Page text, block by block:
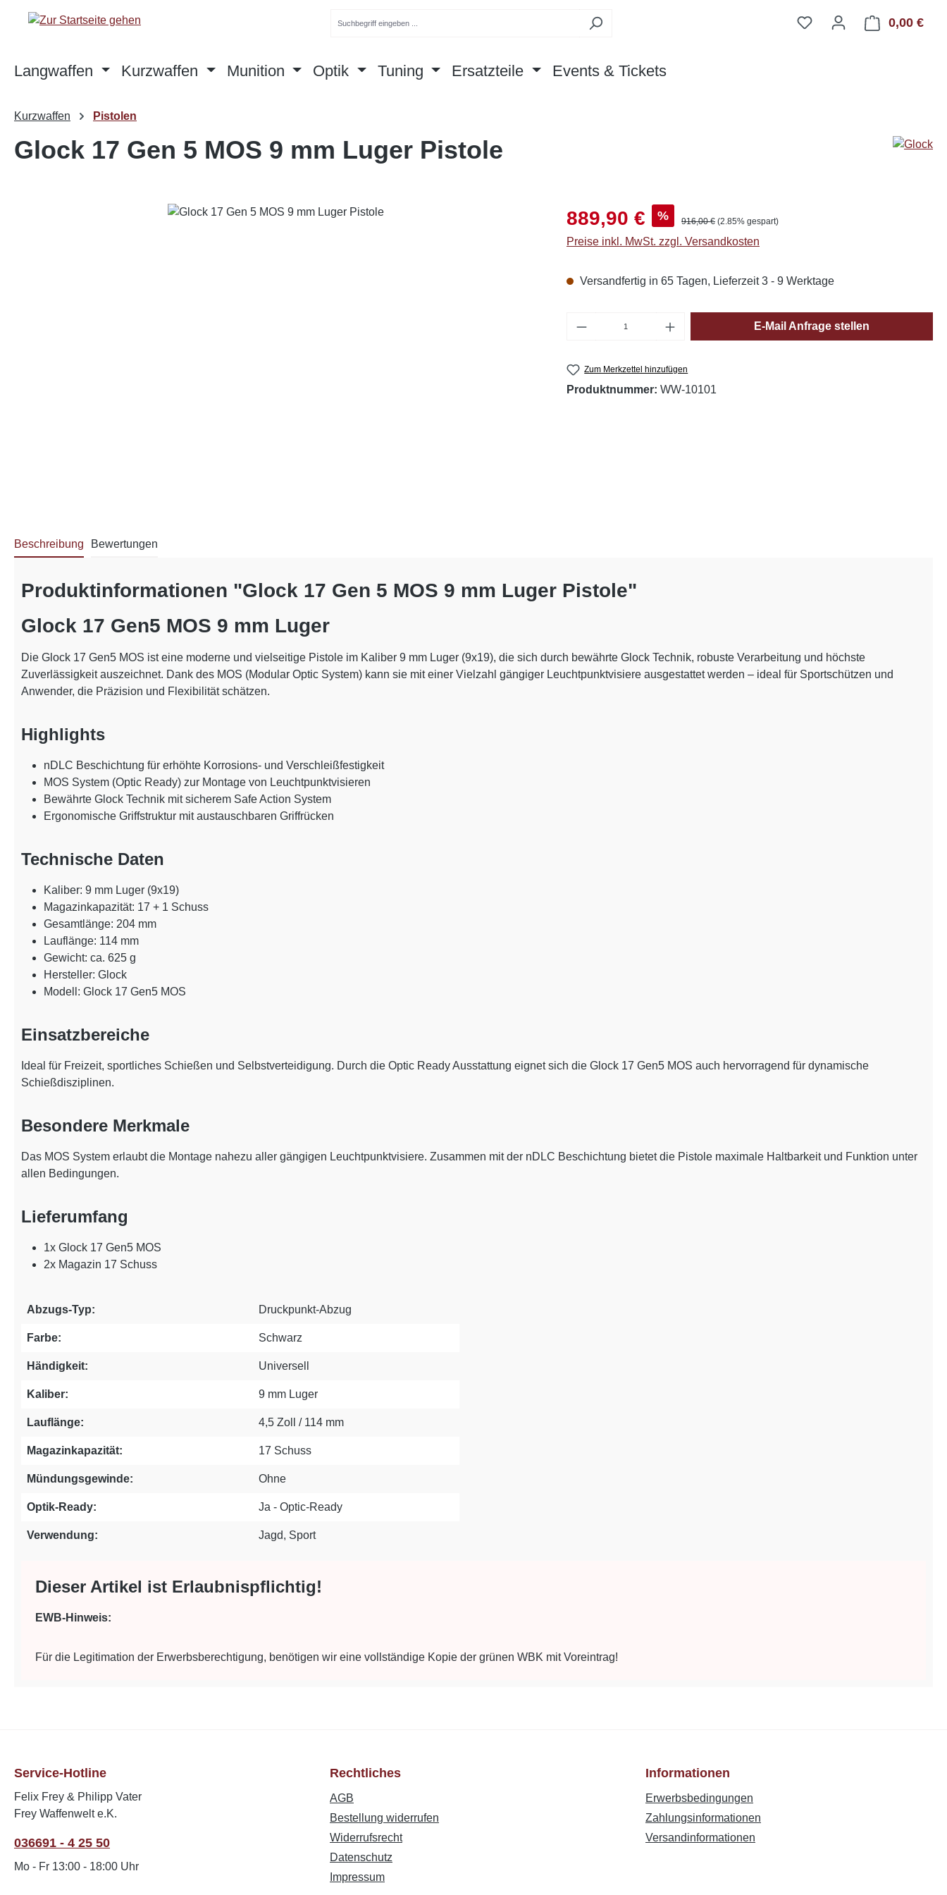
Hauptinhalt springen
Zur Suche springen
Zur Hauptnavigation springen 0,00 €
Langwaffen Kurzwaffen Munition Optik Tuning Ersatzteile Events & Tickets
Kurzwaffen Pistolen
Glock 17 Gen 5 MOS 9 mm Luger Pistole
Verkaufspreis:
889,90 € % Regulärer Preis:
916,00 € (2.85% gespart)
Preise inkl. MwSt. zzgl. Versandkosten
Versandfertig in 65 Tagen, Lieferzeit 3 - 9 Werktage
Produkt Anzahl: Gib den gewünschten Wert ein
E-Mail Anfrage stellen
Zum Merkzettel hinzufügen
Produktnummer: WW-10101
Beschreibung Bewertungen
Produktinformationen "Glock 17 Gen 5 MOS 9 mm Luger Pistole"
Glock 17 Gen5 MOS 9 mm Luger
Die Glock 17 Gen5 MOS ist eine moderne und vielseitige Pistole im Kaliber 9 mm Luger (9x19), die sich durch bewährte Glock Technik, robuste Verarbeitung und höchste
Zuverlässigkeit auszeichnet. Dank des MOS (Modular Optic System) kann sie mit einer Vielzahl gängiger Leuchtpunktvisiere ausgestattet werden – ideal für Sportschützen und
Anwender, die Präzision und Flexibilität schätzen.
Highlights
nDLC Beschichtung für erhöhte Korrosions- und Verschleißfestigkeit
MOS System (Optic Ready) zur Montage von Leuchtpunktvisieren
Bewährte Glock Technik mit sicherem Safe Action System
Ergonomische Griffstruktur mit austauschbaren Griffrücken
Technische Daten
Kaliber: 9 mm Luger (9x19)
Magazinkapazität: 17 + 1 Schuss
Gesamtlänge: 204 mm
Lauflänge: 114 mm
Gewicht: ca. 625 g
Hersteller: Glock
Modell: Glock 17 Gen5 MOS
Einsatzbereiche
Ideal für Freizeit, sportliches Schießen und Selbstverteidigung. Durch die Optic Ready Ausstattung eignet sich die Glock 17 Gen5 MOS auch hervorragend für dynamische
Schießdisziplinen.
Besondere Merkmale
Das MOS System erlaubt die Montage nahezu aller gängigen Leuchtpunktvisiere. Zusammen mit der nDLC Beschichtung bietet die Pistole maximale Haltbarkeit und Funktion unter
allen Bedingungen.
Lieferumfang
1x Glock 17 Gen5 MOS
2x Magazin 17 Schuss
Abzugs-Typ: Druckpunkt-Abzug
Farbe: Schwarz
Händigkeit: Universell
Kaliber: 9 mm Luger
Lauflänge: 4,5 Zoll / 114 mm
Magazinkapazität: 17 Schuss
Mündungsgewinde: Ohne
Optik-Ready: Ja - Optic-Ready
Verwendung: Jagd, Sport
Dieser Artikel ist Erlaubnispflichtig!
EWB-Hinweis:
Für die Legitimation der Erwerbsberechtigung, benötigen wir eine vollständige Kopie der grünen WBK mit Voreintrag!
Service-Hotline
Felix Frey & Philipp Vater
Frey Waffenwelt e.K.
036691 - 4 25 50
Mo - Fr 13:00 - 18:00 Uhr
Rechtliches
AGB
Bestellung widerrufen
Widerrufsrecht
Datenschutz
Impressum
Informationen
Erwerbsbedingungen
Zahlungsinformationen
Versandinformationen